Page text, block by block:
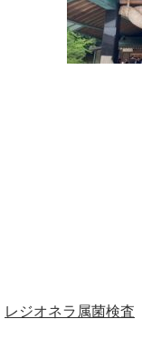
レジオネラ属菌検査